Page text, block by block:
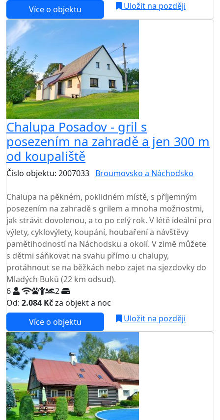
Více o objektu
Uložit na později
Chalupa Posadov - gril s
posezením na zahradě a jen 300 m
od koupaliště
Číslo objektu: 2007033 Broumovsko a Náchodsko
Chalupa na pěkném, poklidném místě, s příjemným
posezením na zahradě s grilem a mnoha možnostmi,
jak strávit dovolenou, a to po celý rok. V létě ideální pro
výlety, cyklovýlety, koupání, houbaření a návštěvy
pamětihodností na Náchodsku a okolí. V zimě můžete
s dětmi sáňkovat na svahu přímo u chalupy,
protáhnout se na běžkách nebo zajet na sjezdovky do
Mladých Buků (22 km odsud).
6
2
Od: 2.084 Kčza objekt a noc
Více o objektu
Uložit na později